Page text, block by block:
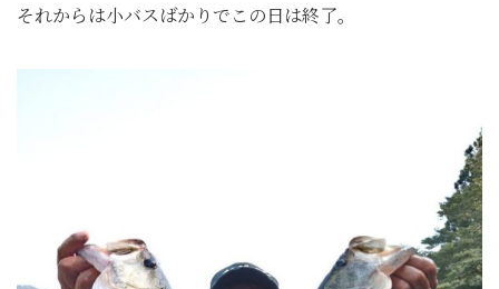
それからは小バスばかりでこの日は終了。